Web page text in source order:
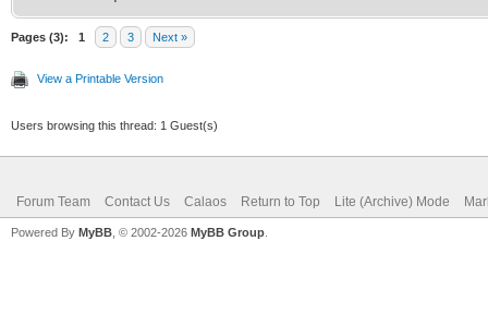
Pages (3): 1 2 3 Next »
View a Printable Version
Users browsing this thread: 1 Guest(s)
Forum Team Contact Us Calaos Return to Top Lite (Archive) Mode
Powered By MyBB , © 2002-2026 MyBB Group